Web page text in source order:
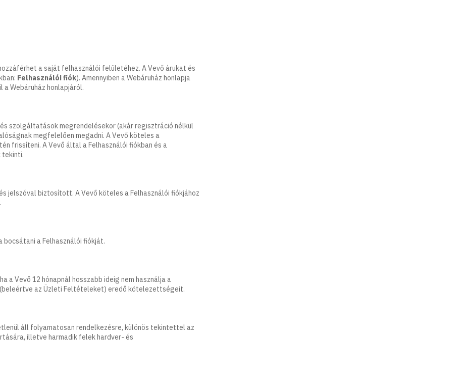
a saját felhasználói felületéhez. A Vevő árukat és
Felhasználói fiók). Amennyiben a Webáruház honlapja
Webáruház honlapjáról.
szolgáltatások megrendelésekor (akár regisztráció nélkül
megfelelően megadni. A Vevő köteles a
frissíteni. A Vevő által a Felhasználói fiókban és a
tekinti.
biztosított. A Vevő köteles a Felhasználói fiókjához
a Felhasználói fiókját.
Vevő 12 hónapnál hosszabb ideig nem használja a
az Üzleti Feltételeket) eredő kötelezettségeit.
áll folyamatosan rendelkezésre, különös tekintettel az
illetve harmadik felek hardver- és